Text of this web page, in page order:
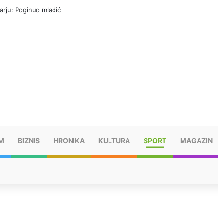
Poginuo mladić
BIZNIS HRONIKA KULTURA SPORT MAGAZIN